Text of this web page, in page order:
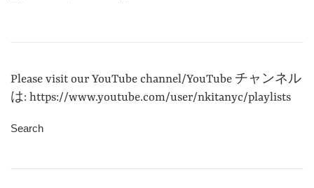
Please visit our YouTube channel/YouTube チャンネル
は: https://www.youtube.com/user/nkitanyc/playlists
Search